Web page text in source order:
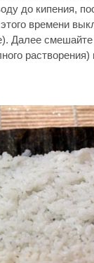
до кипения,
времени
Далее смешайте